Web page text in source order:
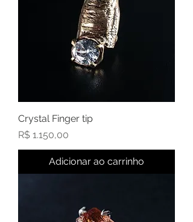
Crystal Finger tip
Preço
R$ 1.150,00
Adicionar ao carrinho